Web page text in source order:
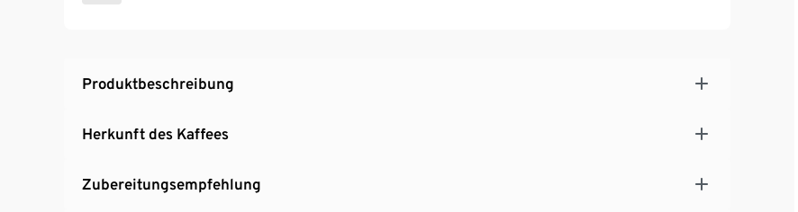
Produktbeschreibung
Herkunft des Kaffees
Zubereitungsempfehlung